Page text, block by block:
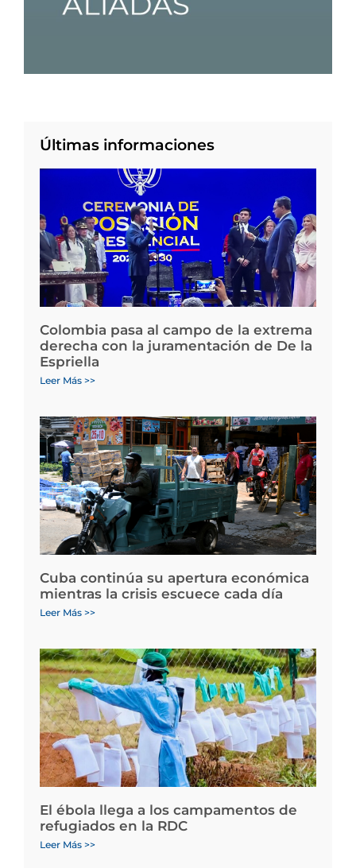
Últimas informaciones
Colombia pasa al campo de la extrema
derecha con la juramentación de De la
Espriella
Leer Más >>
Cuba continúa su apertura económica
mientras la crisis escuece cada día
Leer Más >>
El ébola llega a los campamentos de
refugiados en la RDC
Leer Más >>